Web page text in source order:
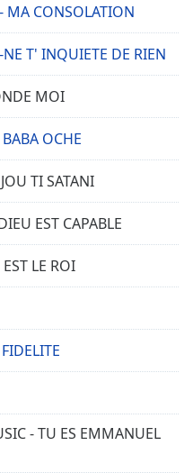
MA CONSOLATION
T' INQUIETE DE RIEN
MOI
OCHE
TI SATANI
EST CAPABLE
LE ROI
- TU ES EMMANUEL